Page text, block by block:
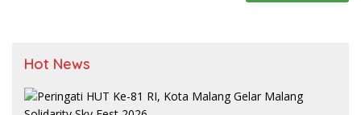
Hot News